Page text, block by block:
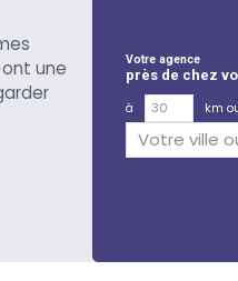
ont une
Votre agence
près de chez
à
km